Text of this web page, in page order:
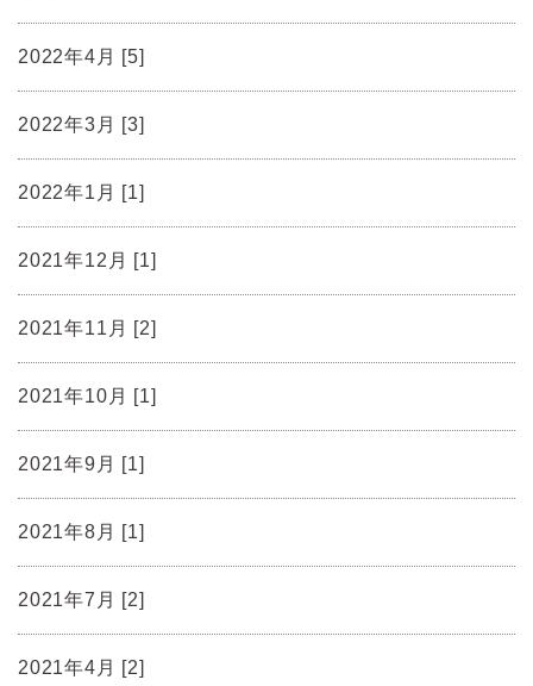
2022年4月 [5]
2022年3月 [3]
2022年1月 [1]
2021年12月 [1]
2021年11月 [2]
2021年10月 [1]
2021年9月 [1]
2021年8月 [1]
2021年7月 [2]
2021年4月 [2]